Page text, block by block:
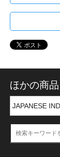
ほかの商